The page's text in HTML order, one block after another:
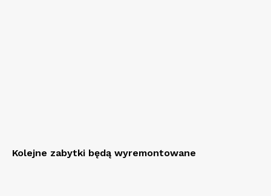
Kolejne zabytki będą wyremontowane